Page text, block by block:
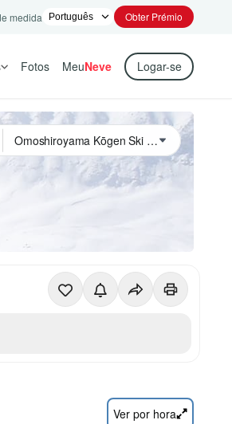
medida Obter Prémio
Fotos MeuNeve Logar-se
Ver por hora